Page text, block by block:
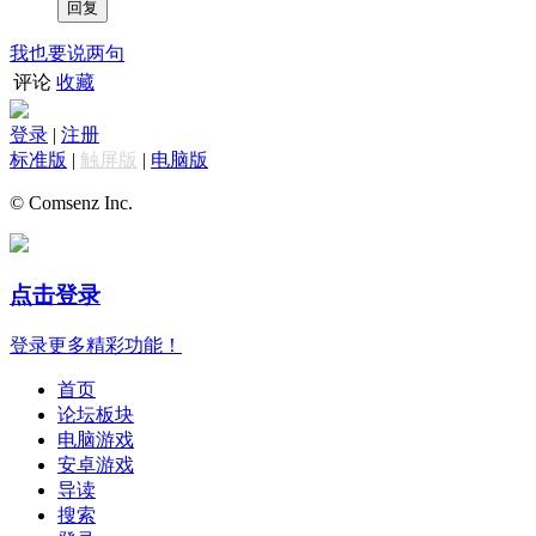
我也要说两句
评论 收藏
登录 | 注册
标准版 | 触屏版 | 电脑版
© Comsenz Inc.
点击登录
登录更多精彩功能！
首页
论坛板块
电脑游戏
安卓游戏
导读
搜索